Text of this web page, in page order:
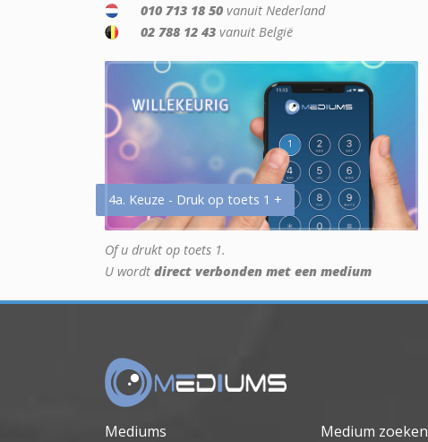
010 713 18 50 vanuit Nederland
02 788 12 43 vanuit België
4a. Keuze - Druk op toets 1 +
Of u drukt op toets 1.
U wordt direct verbonden met een medium
Mediums Medium zoeken